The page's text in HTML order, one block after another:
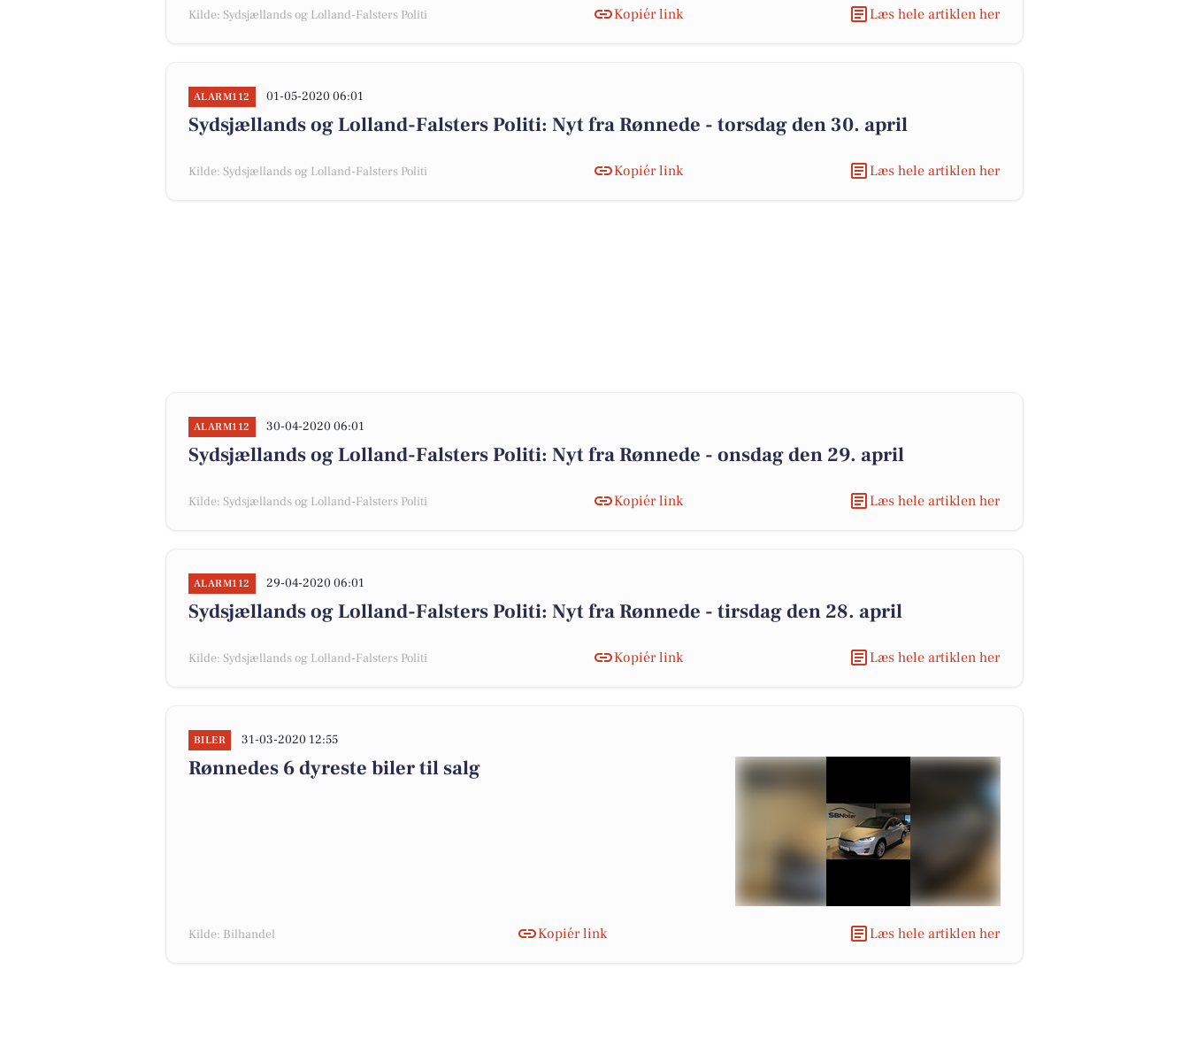
Kilde: Sydsjællands og Lolland-Falsters Politi Kopiér link Læs hele artiklen her
ALARM112 01-05-2020 06:01
Sydsjællands og Lolland-Falsters Politi: Nyt fra Rønnede - torsdag den 30. april
Kilde: Sydsjællands og Lolland-Falsters Politi Kopiér link Læs hele artiklen her
ALARM112 30-04-2020 06:01
Sydsjællands og Lolland-Falsters Politi: Nyt fra Rønnede - onsdag den 29. april
Kilde: Sydsjællands og Lolland-Falsters Politi Kopiér link Læs hele artiklen her
ALARM112 29-04-2020 06:01
Sydsjællands og Lolland-Falsters Politi: Nyt fra Rønnede - tirsdag den 28. april
Kilde: Sydsjællands og Lolland-Falsters Politi Kopiér link Læs hele artiklen her
BILER 31-03-2020 12:55
Rønnedes 6 dyreste biler til salg
Kilde: Bilhandel Kopiér link Læs hele artiklen her